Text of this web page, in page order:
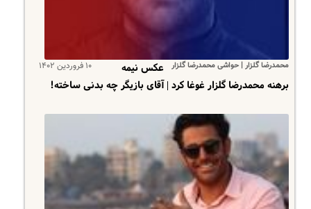
محمدرضا گلزار | حواشی محمدرضا گلزار ۱۰ فروردین ۱۴۰۲
عکس نیمه
برهنه محمدرضا گلزار غوغا کرد | آقای بازیگر چه بدنی ساخته!